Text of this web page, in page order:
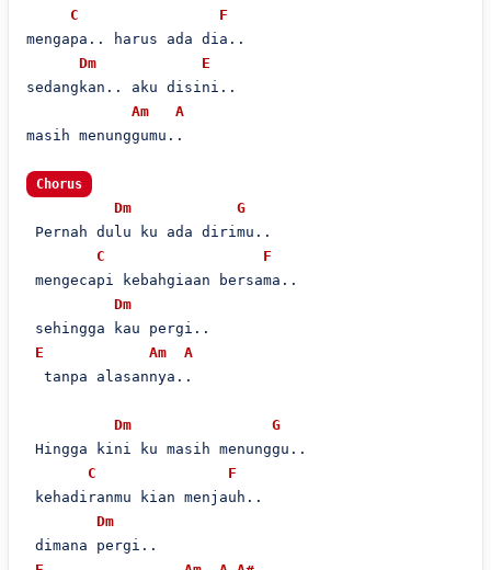
C
F
mengapa.. harus ada dia..
Dm
E
sedangkan.. aku disini..
Am
A
masih menunggumu..
Chorus
Dm
G
Pernah dulu ku ada dirimu..
C
F
mengecapi kebahgiaan bersama..
Dm
sehingga kau pergi..
E
Am
A
  tanpa alasannya..
Dm
G
Hingga kini ku masih menunggu..
C
F
kehadiranmu kian menjauh..
Dm
dimana pergi..